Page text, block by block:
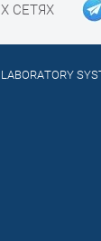
СЕТЯХ